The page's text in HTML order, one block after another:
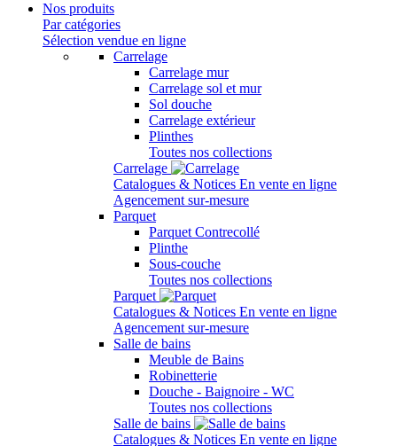
Nos produits
Par catégories
Sélection vendue en ligne
Carrelage
Carrelage mur
Carrelage sol et mur
Sol douche
Carrelage extérieur
Plinthes
Toutes nos collections
Carrelage
Catalogues & Notices En vente en ligne
Agencement sur-mesure
Parquet
Parquet Contrecollé
Plinthe
Sous-couche
Toutes nos collections
Parquet
Catalogues & Notices En vente en ligne
Agencement sur-mesure
Salle de bains
Meuble de Bains
Robinetterie
Douche - Baignoire - WC
Toutes nos collections
Salle de bains
Catalogues & Notices En vente en ligne